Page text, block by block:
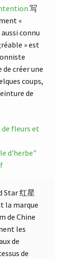
写
«
connu
» est
de créer une
coups,
de
fleurs et
d'herbe"
Star 红星
la marque
de Chine
les
de
de